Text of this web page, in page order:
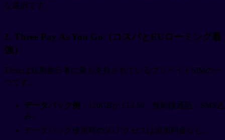
な選択です。
2. Three Pay As You Go（コスパとEUローミング最
強）
Threeは短期旅行者に最も支持されているプリペイドSIMの一
つです。
データパック例 ：120GBが £13.50、無制限通話・SMS込
み。
データパック使用時の5Gアクセスは追加料金なし。